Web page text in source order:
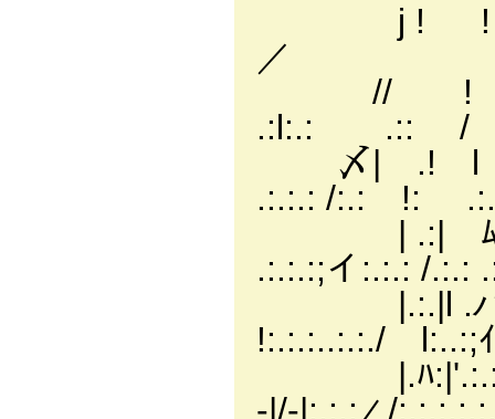
j ! !
／
// !
.:l:.: .::
〆| .! l
.:.:.: /:.: !:
| .:| ﾑ .:.:/
.:.:.:;イ:.:.: /.:.:
|.:.|l .ハ
!:.:.:..:.:./ l:..:;ｲ
|.ﾊ:|'.:.:ﾄ､
‐|/-|:.:.:∠/